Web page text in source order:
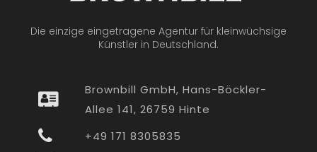
Die einzige eingetragene Agentur für kleinwüchsige
Künstler in Deutschland.
Brownbill GmbH, Hans-Böckler-
Allee 141, 26759 Hinte
+49 171 8305835